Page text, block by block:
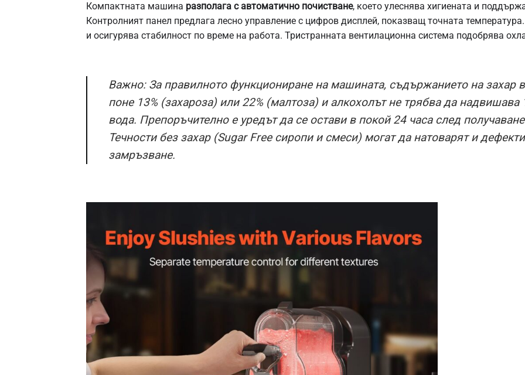
Компактната машина разполага с автоматично почистване, което улеснява хигиената и
Контролният панел предлага лесно управление с цифров дисплей, показващ точната
и осигурява стабилност по време на работа. Тристранната вентилационна система подобрява
Важно: За правилното функциониране на машината, съдържанието на захар
поне 13% (захароза) или 22% (малтоза) и алкохолът не трябва да надвишава
вода. Препоръчително е уредът да се остави в покой 24 часа след
Течности без захар (Sugar Free сиропи и смеси) могат да натоварят и
замръзване.